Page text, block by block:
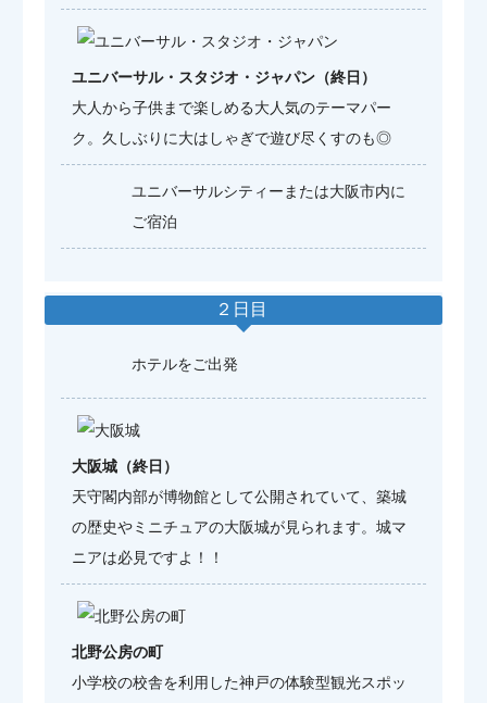
ユニバーサル・スタジオ・ジャパン（終日）
大人から子供まで楽しめる大人気のテーマパー
ク。久しぶりに大はしゃぎで遊び尽くすのも◎
ユニバーサルシティーまたは大阪市内に
ご宿泊
２日目
ホテルをご出発
大阪城（終日）
天守閣内部が博物館として公開されていて、築城
の歴史やミニチュアの大阪城が見られます。城マ
ニアは必見ですよ！！
北野公房の町
小学校の校舎を利用した神戸の体験型観光スポッ